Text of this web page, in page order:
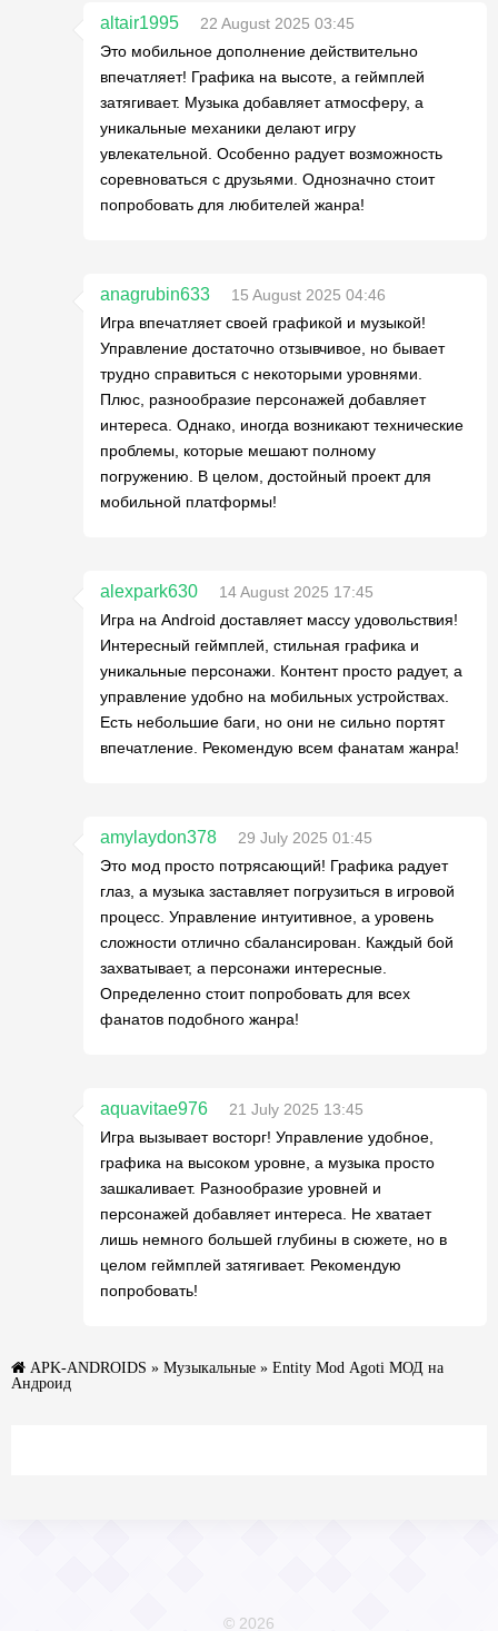
altair1995
22 August 2025 03:45
Это мобильное дополнение действительно
впечатляет! Графика на высоте, а геймплей
затягивает. Музыка добавляет атмосферу, а
уникальные механики делают игру
увлекательной. Особенно радует возможность
соревноваться с друзьями. Однозначно стоит
попробовать для любителей жанра!
anagrubin633
15 August 2025 04:46
Игра впечатляет своей графикой и музыкой!
Управление достаточно отзывчивое, но бывает
трудно справиться с некоторыми уровнями.
Плюс, разнообразие персонажей добавляет
интереса. Однако, иногда возникают технические
проблемы, которые мешают полному
погружению. В целом, достойный проект для
мобильной платформы!
alexpark630
14 August 2025 17:45
Игра на Android доставляет массу удовольствия!
Интересный геймплей, стильная графика и
уникальные персонажи. Контент просто радует, а
управление удобно на мобильных устройствах.
Есть небольшие баги, но они не сильно портят
впечатление. Рекомендую всем фанатам жанра!
amylaydon378
29 July 2025 01:45
Это мод просто потрясающий! Графика радует
глаз, а музыка заставляет погрузиться в игровой
процесс. Управление интуитивное, а уровень
сложности отлично сбалансирован. Каждый бой
захватывает, а персонажи интересные.
Определенно стоит попробовать для всех
фанатов подобного жанра!
aquavitae976
21 July 2025 13:45
Игра вызывает восторг! Управление удобное,
графика на высоком уровне, а музыка просто
зашкаливает. Разнообразие уровней и
персонажей добавляет интереса. Не хватает
лишь немного большей глубины в сюжете, но в
целом геймплей затягивает. Рекомендую
попробовать!
APK-ANDROIDS » Музыкальные » Entity Mod Agoti МОД на
Андроид
© 2026